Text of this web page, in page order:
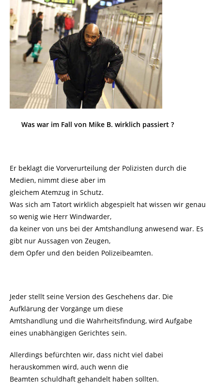
Was war im Fall von Mike B. wirklich passiert ?
Er beklagt die Vorverurteilung der Polizisten durch die
Medien, nimmt diese aber im
gleichem Atemzug in Schutz.
Was sich am Tatort wirklich abgespielt hat wissen wir genau
so wenig wie Herr Windwarder,
da keiner von uns bei der Amtshandlung anwesend war. Es
gibt nur Aussagen von Zeugen,
dem Opfer und den beiden Polizeibeamten.
Jeder stellt seine Version des Geschehens dar. Die
Aufklärung der Vorgänge um diese
Amtshandlung und die Wahrheitsfindung, wird Aufgabe
eines unabhängigen Gerichtes sein.
Allerdings befürchten wir, dass nicht viel dabei
herauskommen wird, auch wenn die
Beamten schuldhaft gehandelt haben sollten.